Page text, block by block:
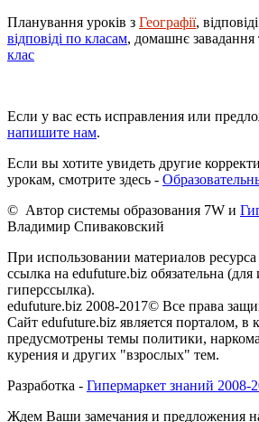
Планування уроків з Географії,
відповіді по класам, домашнє завадання
клас
Если у вас есть исправления или
напишите нам.
Если вы хотите увидеть другие
урокам, смотрите здесь -
© Автор системы образования 7W и
Владимир Спиваковский
При использовании материалов ресурса
ссылка на edufuture.biz обязательна (для
гиперссылка).
edufuture.biz 2008-2017© Все права
Сайт edufuture.biz является порталом, в
предусмотрены темы политики,
курения и других "взрослых" тем.
Разработка - Гипермаркет знаний 2008-
Ждем Ваши замечания и предложения